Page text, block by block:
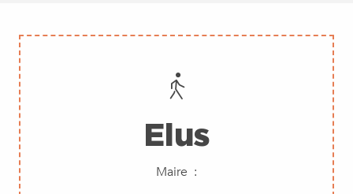
Elus
Maire :